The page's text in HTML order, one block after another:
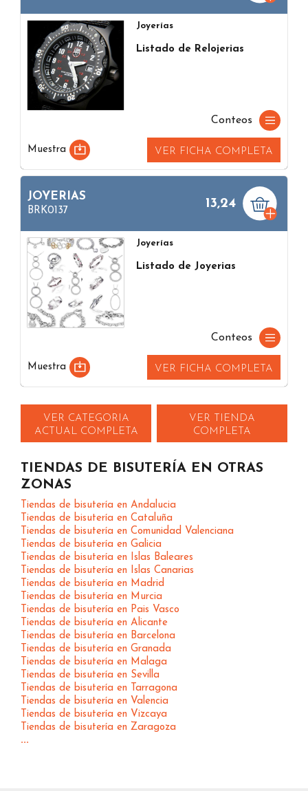
Joyerías
Listado de Relojerias
Conteos
Muestra VER FICHA COMPLETA
JOYERIAS
BRK0137
13,24
Joyerías
Listado de Joyerias
Conteos
Muestra VER FICHA COMPLETA
VER CATEGORIA
ACTUAL COMPLETA
VER TIENDA
COMPLETA
TIENDAS DE BISUTERÍA EN OTRAS
ZONAS
Tiendas de bisutería en Andalucia
Tiendas de bisutería en Cataluña
Tiendas de bisutería en Comunidad Valenciana
Tiendas de bisutería en Galicia
Tiendas de bisutería en Islas Baleares
Tiendas de bisutería en Islas Canarias
Tiendas de bisutería en Madrid
Tiendas de bisutería en Murcia
Tiendas de bisutería en Pais Vasco
Tiendas de bisutería en Alicante
Tiendas de bisutería en Barcelona
Tiendas de bisutería en Granada
Tiendas de bisutería en Malaga
Tiendas de bisutería en Sevilla
Tiendas de bisutería en Tarragona
Tiendas de bisutería en Valencia
Tiendas de bisutería en Vizcaya
Tiendas de bisutería en Zaragoza
...